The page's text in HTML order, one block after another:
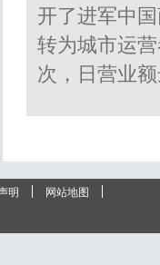
开了进军中
转为城市运
次，日营业
明 网站地图